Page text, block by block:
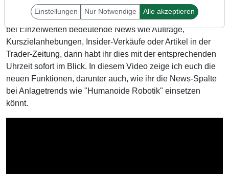
die neue News-Spalte am Trading-Desk hilft euch dabei,
bei Kurslisten neue Nachrichten sofort zu erkennen. Gibt es
bei Einzelwerten bedeutende News wie Aufträge,
Kurszielanhebungen, Insider-Verkäufe oder Artikel in der
Trader-Zeitung, dann habt ihr dies mit der entsprechenden
Uhrzeit sofort im Blick. In diesem Video zeige ich euch die
neuen Funktionen, darunter auch, wie ihr die News-Spalte
bei Anlagetrends wie "Humanoide Robotik" einsetzen
könnt.
Einstellungen Nur Notwendige Alle akzeptieren